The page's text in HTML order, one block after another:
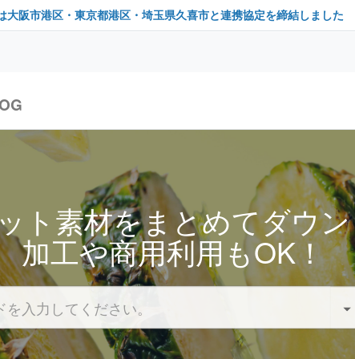
大阪市港区・東京都港区・埼玉県久喜市と連携協定を締結しました
ト素材をまとめてダウ
加工や商用利用もOK！